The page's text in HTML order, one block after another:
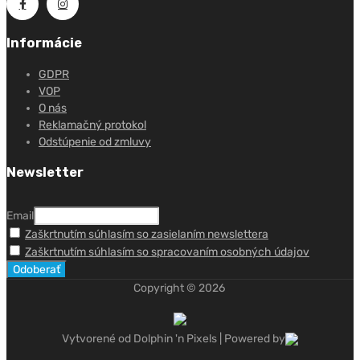
Informácie
GDPR
VOP
O nás
Reklamačný protokol
Odstúpenie od zmluvy
Newsletter
Email
Zaškrtnutím súhlasím so zasielaním newslettera
Zaškrtnutím súhlasím so spracovaním osobných údajov
Copyright © 2026
Vytvorené od Dolphin 'n Pixels | Powered by